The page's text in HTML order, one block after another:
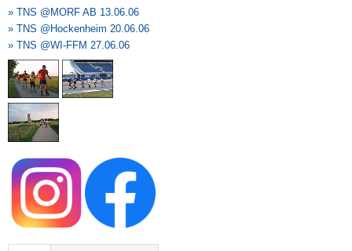
» TNS @MORF AB 13.06.06
» TNS @Hockenheim 20.06.06
» TNS @WI-FFM 27.06.06